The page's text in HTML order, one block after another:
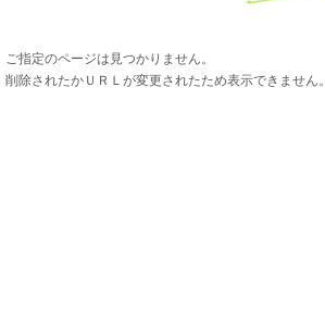
ご指定のページは見つかりません。
削除されたかＵＲＬが変更されたため表示できません。